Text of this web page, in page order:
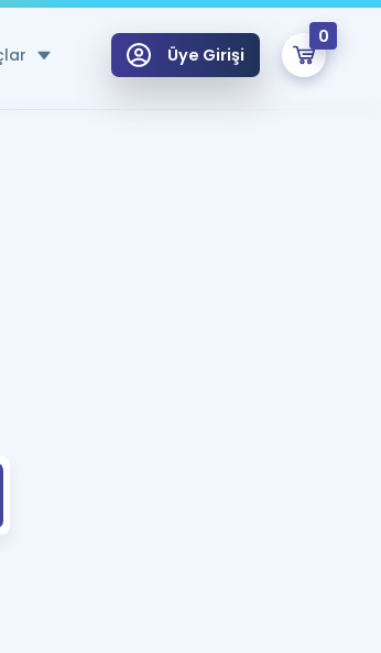
Öneriler
Üye Girişi
0
hazırlayacak onlarca eğitim seni bekliyor!